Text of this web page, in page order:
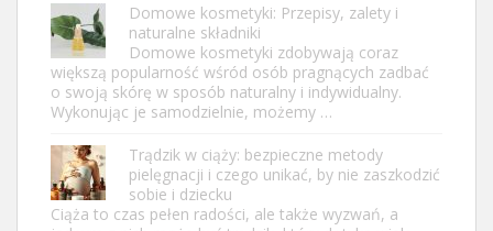
Domowe kosmetyki: Przepisy, zalety i
naturalne składniki
Domowe kosmetyki zdobywają coraz
większą popularność wśród osób pragnących zadbać
o swoją skórę w sposób naturalny i indywidualny.
Wykonując je samodzielnie, możemy …
Trądzik w ciąży: bezpieczne metody
pielęgnacji i czego unikać, by nie zaszkodzić
sobie i dziecku
Ciąża to czas pełen radości, ale także wyzwań, a